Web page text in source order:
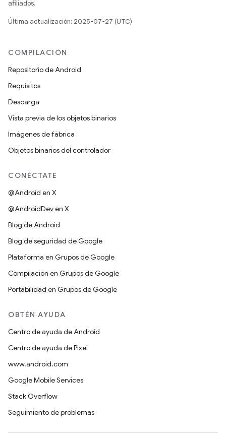
afiliados.
Última actualización: 2025-07-27 (UTC)
COMPILACIÓN
Repositorio de Android
Requisitos
Descarga
Vista previa de los objetos binarios
Imágenes de fábrica
Objetos binarios del controlador
CONÉCTATE
@Android en X
@AndroidDev en X
Blog de Android
Blog de seguridad de Google
Plataforma en Grupos de Google
Compilación en Grupos de Google
Portabilidad en Grupos de Google
OBTÉN AYUDA
Centro de ayuda de Android
Centro de ayuda de Pixel
www.android.com
Google Mobile Services
Stack Overflow
Seguimiento de problemas